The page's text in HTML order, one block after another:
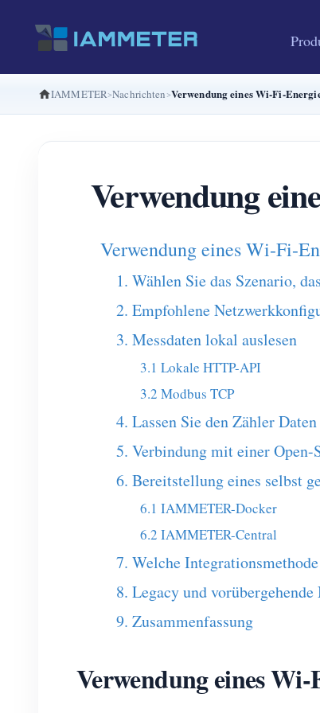
IAMMETER Nachrichten Verwendung eines Wi-Fi-
Verwendung
Verwendung eines Wi-Fi-
1. Wählen Sie das Szenario,
2. Empfohlene
3. Messdaten lokal auslesen
3.1 Lokale HTTP-API
3.2 Modbus TCP
4. Lassen Sie den Zähler
5. Verbindung mit einer
6. Bereitstellung eines selbst
6.1 IAMMETER-Docker
6.2 IAMMETER-Central
7. Welche
8. Legacy und
9. Zusammenfassung
Verwendung eines